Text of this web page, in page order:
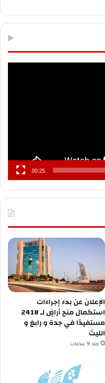
00:25
الإعلان عن ‏بدء إجراءات
استكمال منح أراضٍ لـ 2418
مستفيدًا في ⁧‫جدة‬⁩ و ⁧‫رابغ‬⁩ و
منذ 9 ساعات